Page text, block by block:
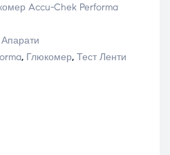
Accu-Chek Performa
, Глюкомер, Тест Ленти